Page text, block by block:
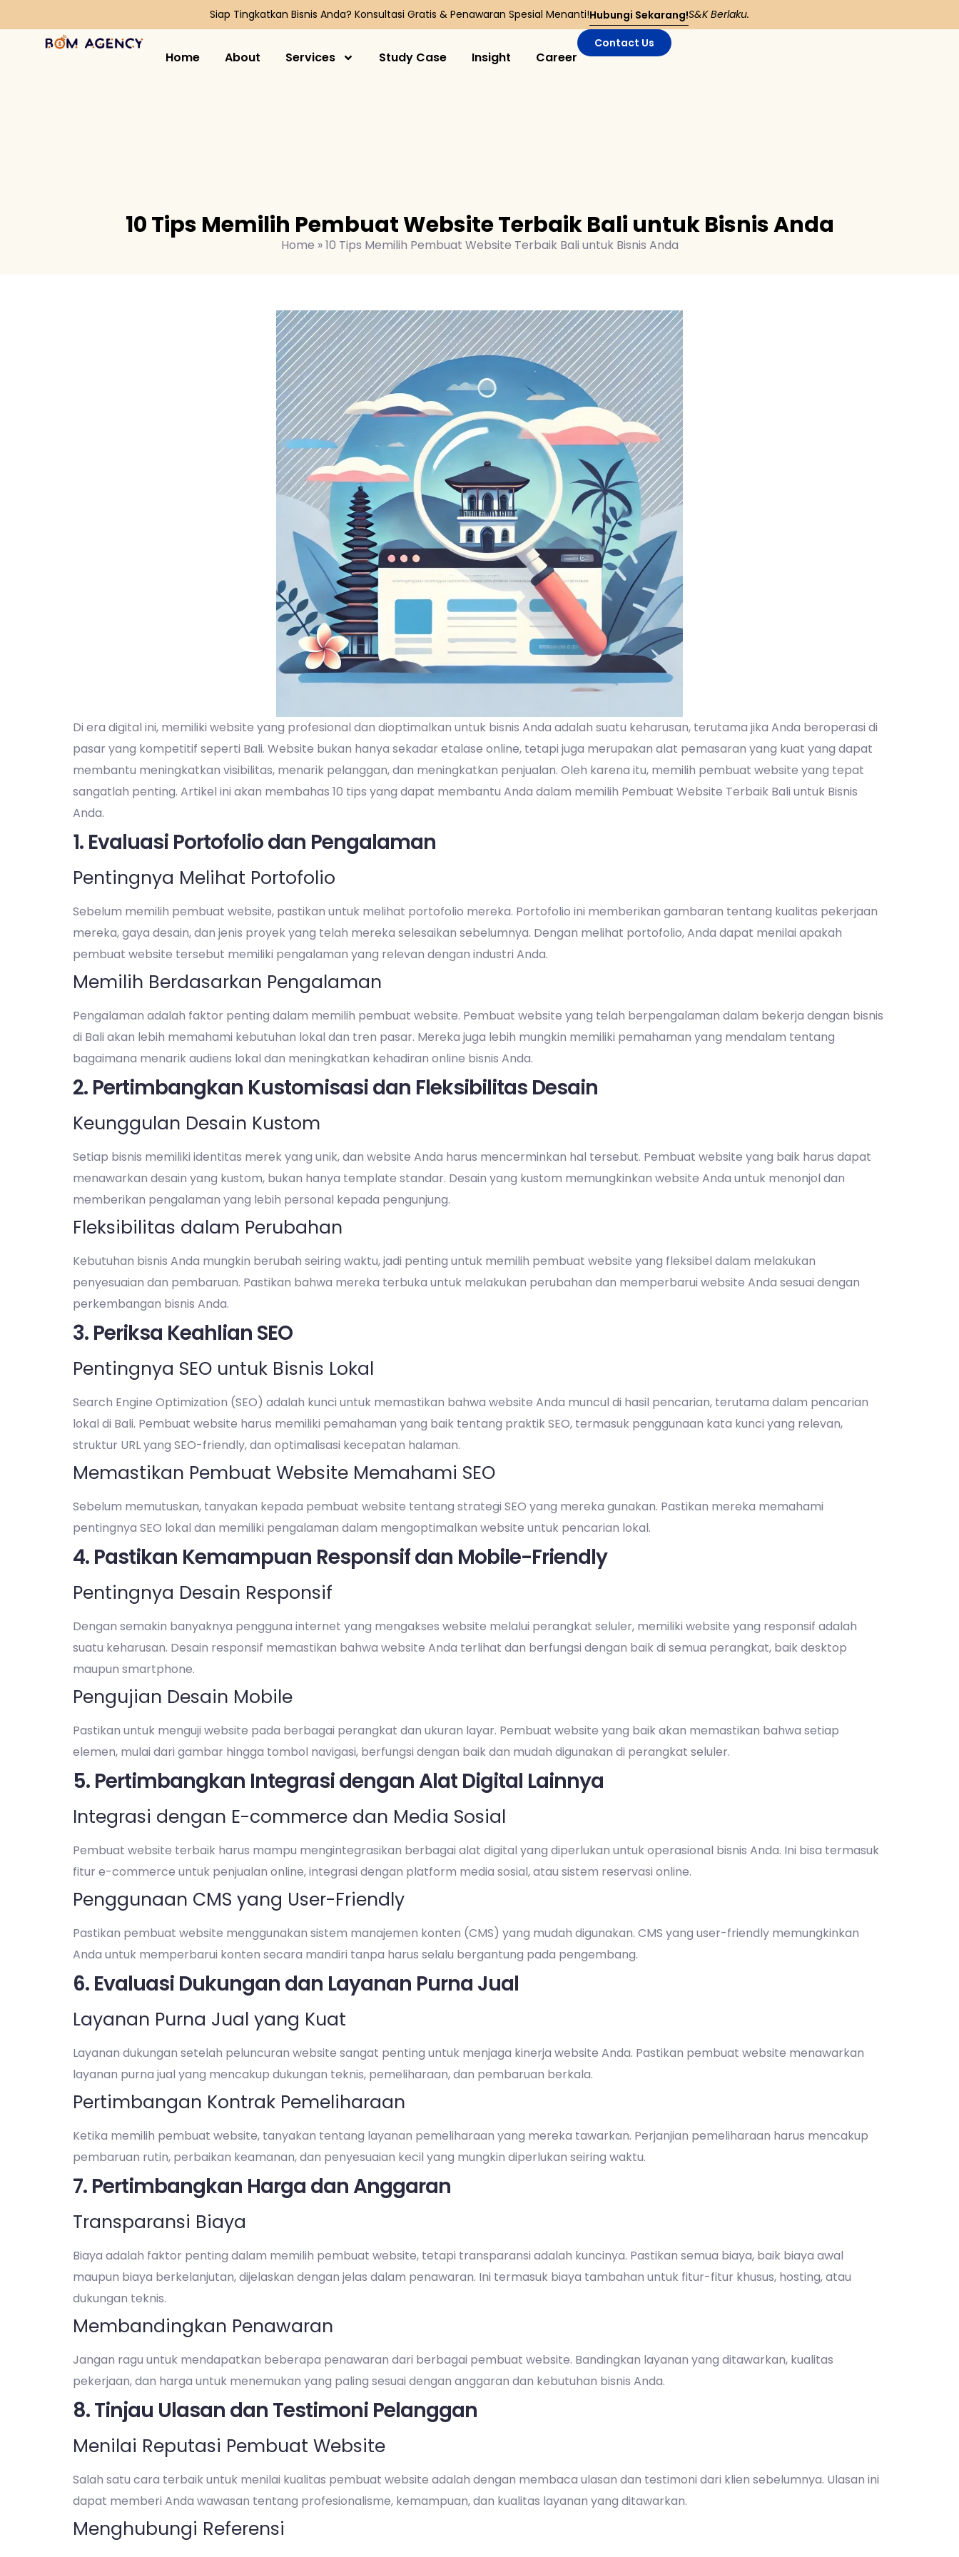
Siap Tingkatkan Bisnis Anda? Konsultasi Gratis & Penawaran Spesial Menanti!Hubungi Sekarang!S&K Berlaku.
Home About Services Study Case Insight Career
Contact Us
10 Tips Memilih Pembuat Website Terbaik Bali untuk Bisnis Anda
Home »10 Tips Memilih Pembuat Website Terbaik Bali untuk Bisnis Anda
Di era digital ini, memiliki website yang profesional dan dioptimalkan untuk bisnis Anda adalah suatu keharusan, terutama jika Anda beroperasi di
pasar yang kompetitif seperti Bali. Website bukan hanya sekadar etalase online, tetapi juga merupakan alat pemasaran yang kuat yang dapat
membantu meningkatkan visibilitas, menarik pelanggan, dan meningkatkan penjualan. Oleh karena itu, memilih pembuat website yang tepat
sangatlah penting. Artikel ini akan membahas 10 tips yang dapat membantu Anda dalam memilih Pembuat Website Terbaik Bali untuk Bisnis
Anda.
1. Evaluasi Portofolio dan Pengalaman
Pentingnya Melihat Portofolio
Sebelum memilih pembuat website, pastikan untuk melihat portofolio mereka. Portofolio ini memberikan gambaran tentang kualitas pekerjaan
mereka, gaya desain, dan jenis proyek yang telah mereka selesaikan sebelumnya. Dengan melihat portofolio, Anda dapat menilai apakah
pembuat website tersebut memiliki pengalaman yang relevan dengan industri Anda.
Memilih Berdasarkan Pengalaman
Pengalaman adalah faktor penting dalam memilih pembuat website. Pembuat website yang telah berpengalaman dalam bekerja dengan bisnis
di Bali akan lebih memahami kebutuhan lokal dan tren pasar. Mereka juga lebih mungkin memiliki pemahaman yang mendalam tentang
bagaimana menarik audiens lokal dan meningkatkan kehadiran online bisnis Anda.
2. Pertimbangkan Kustomisasi dan Fleksibilitas Desain
Keunggulan Desain Kustom
Setiap bisnis memiliki identitas merek yang unik, dan website Anda harus mencerminkan hal tersebut. Pembuat website yang baik harus dapat
menawarkan desain yang kustom, bukan hanya template standar. Desain yang kustom memungkinkan website Anda untuk menonjol dan
memberikan pengalaman yang lebih personal kepada pengunjung.
Fleksibilitas dalam Perubahan
Kebutuhan bisnis Anda mungkin berubah seiring waktu, jadi penting untuk memilih pembuat website yang fleksibel dalam melakukan
penyesuaian dan pembaruan. Pastikan bahwa mereka terbuka untuk melakukan perubahan dan memperbarui website Anda sesuai dengan
perkembangan bisnis Anda.
3. Periksa Keahlian SEO
Pentingnya SEO untuk Bisnis Lokal
Search Engine Optimization (SEO) adalah kunci untuk memastikan bahwa website Anda muncul di hasil pencarian, terutama dalam pencarian
lokal di Bali. Pembuat website harus memiliki pemahaman yang baik tentang praktik SEO, termasuk penggunaan kata kunci yang relevan,
struktur URL yang SEO-friendly, dan optimalisasi kecepatan halaman.
Memastikan Pembuat Website Memahami SEO
Sebelum memutuskan, tanyakan kepada pembuat website tentang strategi SEO yang mereka gunakan. Pastikan mereka memahami
pentingnya SEO lokal dan memiliki pengalaman dalam mengoptimalkan website untuk pencarian lokal.
4. Pastikan Kemampuan Responsif dan Mobile-Friendly
Pentingnya Desain Responsif
Dengan semakin banyaknya pengguna internet yang mengakses website melalui perangkat seluler, memiliki website yang responsif adalah
suatu keharusan. Desain responsif memastikan bahwa website Anda terlihat dan berfungsi dengan baik di semua perangkat, baik desktop
maupun smartphone.
Pengujian Desain Mobile
Pastikan untuk menguji website pada berbagai perangkat dan ukuran layar. Pembuat website yang baik akan memastikan bahwa setiap
elemen, mulai dari gambar hingga tombol navigasi, berfungsi dengan baik dan mudah digunakan di perangkat seluler.
5. Pertimbangkan Integrasi dengan Alat Digital Lainnya
Integrasi dengan E-commerce dan Media Sosial
Pembuat website terbaik harus mampu mengintegrasikan berbagai alat digital yang diperlukan untuk operasional bisnis Anda. Ini bisa termasuk
fitur e-commerce untuk penjualan online, integrasi dengan platform media sosial, atau sistem reservasi online.
Penggunaan CMS yang User-Friendly
Pastikan pembuat website menggunakan sistem manajemen konten (CMS) yang mudah digunakan. CMS yang user-friendly memungkinkan
Anda untuk memperbarui konten secara mandiri tanpa harus selalu bergantung pada pengembang.
6. Evaluasi Dukungan dan Layanan Purna Jual
Layanan Purna Jual yang Kuat
Layanan dukungan setelah peluncuran website sangat penting untuk menjaga kinerja website Anda. Pastikan pembuat website menawarkan
layanan purna jual yang mencakup dukungan teknis, pemeliharaan, dan pembaruan berkala.
Pertimbangan Kontrak Pemeliharaan
Ketika memilih pembuat website, tanyakan tentang layanan pemeliharaan yang mereka tawarkan. Perjanjian pemeliharaan harus mencakup
pembaruan rutin, perbaikan keamanan, dan penyesuaian kecil yang mungkin diperlukan seiring waktu.
7. Pertimbangkan Harga dan Anggaran
Transparansi Biaya
Biaya adalah faktor penting dalam memilih pembuat website, tetapi transparansi adalah kuncinya. Pastikan semua biaya, baik biaya awal
maupun biaya berkelanjutan, dijelaskan dengan jelas dalam penawaran. Ini termasuk biaya tambahan untuk fitur-fitur khusus, hosting, atau
dukungan teknis.
Membandingkan Penawaran
Jangan ragu untuk mendapatkan beberapa penawaran dari berbagai pembuat website. Bandingkan layanan yang ditawarkan, kualitas
pekerjaan, dan harga untuk menemukan yang paling sesuai dengan anggaran dan kebutuhan bisnis Anda.
8. Tinjau Ulasan dan Testimoni Pelanggan
Menilai Reputasi Pembuat Website
Salah satu cara terbaik untuk menilai kualitas pembuat website adalah dengan membaca ulasan dan testimoni dari klien sebelumnya. Ulasan ini
dapat memberi Anda wawasan tentang profesionalisme, kemampuan, dan kualitas layanan yang ditawarkan.
Menghubungi Referensi